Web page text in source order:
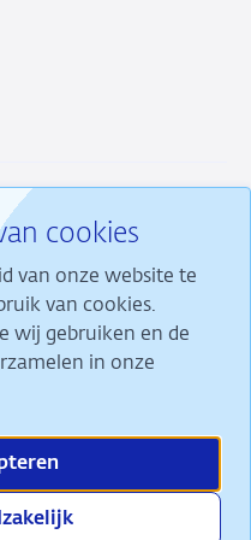
cookies
van onze website te
van cookies.
wij gebruiken en de
in onze
Linkedin
X
stabiliteit en
welvaart in